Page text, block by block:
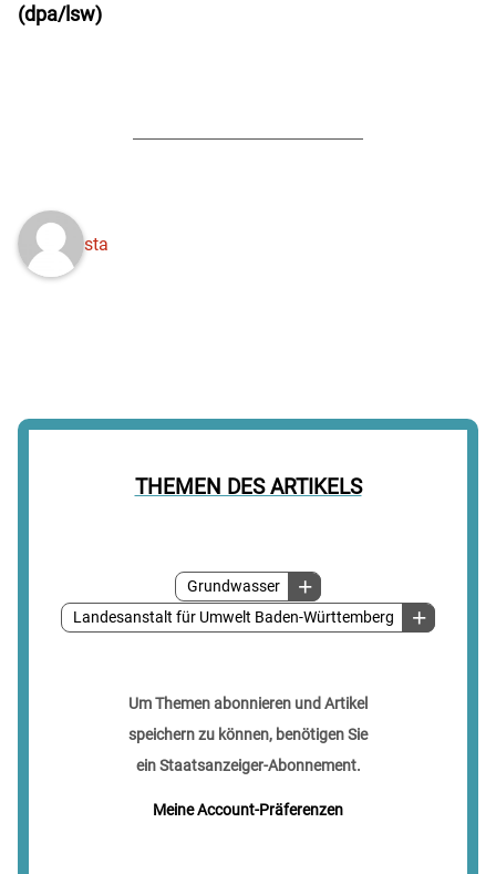
THEMEN DES ARTIKELS
Grundwasser
Landesanstalt für Umwelt Baden-Württemberg
Um Themen abonnieren und Artikel
speichern zu können, benötigen Sie
ein Staatsanzeiger-Abonnement.
Meine Account-Präferenzen
(dpa/lsw)
sta